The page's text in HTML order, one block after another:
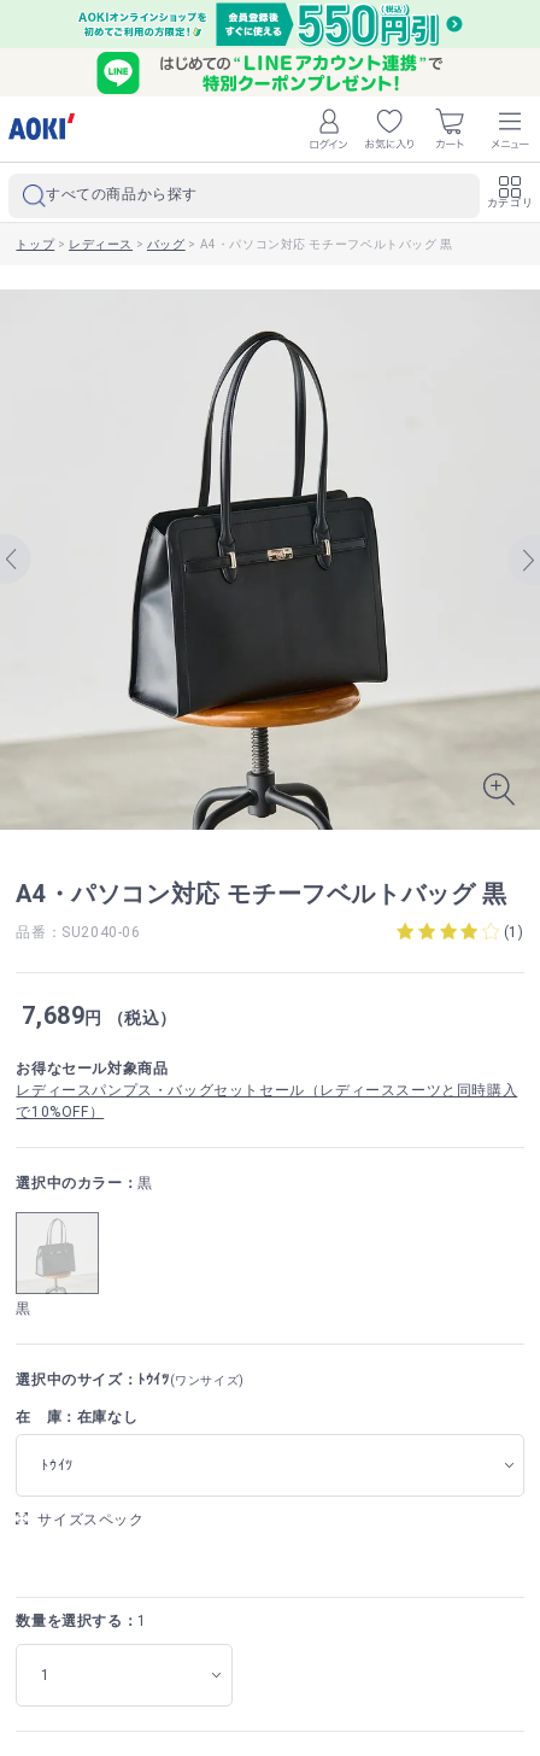
すべての商品から探す カテゴリ
トップ> レディース > バッグ > A4・パソコン対応 モチーフベルトバッグ 黒
A4・パソコン対応 モチーフベルトバッグ 黒
品番：SU2040-06 (1 )
7,689円 （税込）
お得なセール対象商品
レディースパンプス・バッグセットセール（レディーススーツと同時購入
で10%OFF）
選択中のカラー：黒
黒
選択中のサイズ：ﾄｳｲﾂ(ワンサイズ)
在 庫：在庫なし
ﾄｳｲﾂ
サイズスペック
数量を選択する： 1